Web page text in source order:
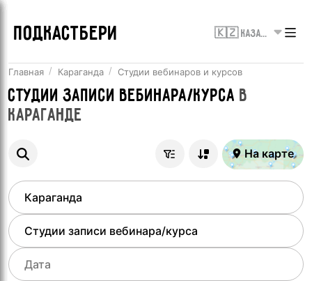
ПОДКАСТБЕРИ 🇰🇿 Казахстан
Главная Караганда Студии вебинаров и курсов
Студии записи вебинара/курса в
Караганде
На карте